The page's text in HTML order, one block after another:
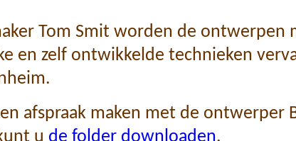
Tom Smit worden de ontwerpen
en zelf ontwikkelde technieken
afspraak maken met de ontwerper